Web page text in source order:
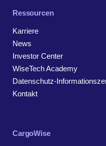
Ressourcen
Karriere
News
Investor Center
WiseTech Academy
Datenschutz-
Kontakt
CargoWise